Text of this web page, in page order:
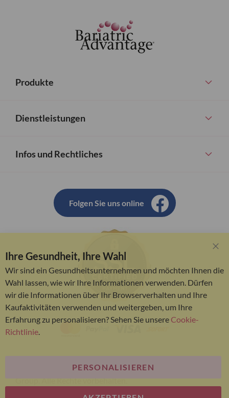
Produkte
Dienstleistungen
Infos und Rechtliches
Folgen Sie uns online
© Bariatric Advantage® ist eine Marke der Metagenics
Group. Alle Rechte vorbehalten.
Bar
Ihre Gesundheit, Ihre Wahl
Wir sind ein Gesundheitsunternehmen und möchten Ihnen die
Wahl lassen, wie wir Ihre Informationen verwenden. Dürfen
wir die Informationen über Ihr Browserverhalten und Ihre
Kaufaktivitäten verwenden und weitergeben, um Ihre
Erfahrung zu personalisieren? Sehen Sie unsereCookie-
Richtlinie.
PERSONALISIEREN